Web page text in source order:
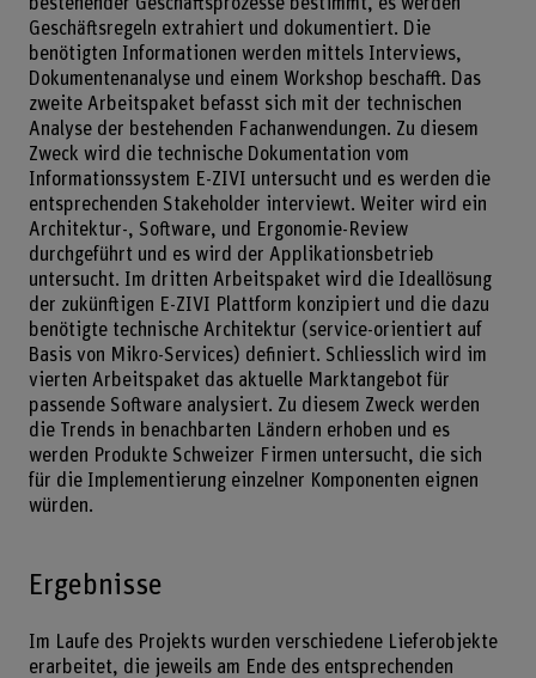
Geschäftsregeln extrahiert und dokumentiert. Die
benötigten Informationen werden mittels Interviews,
Dokumentenanalyse und einem Workshop beschafft. Das
zweite Arbeitspaket befasst sich mit der technischen
Analyse der bestehenden Fachanwendungen. Zu diesem
Zweck wird die technische Dokumentation vom
Informationssystem E-ZIVI untersucht und es werden die
entsprechenden Stakeholder interviewt. Weiter wird ein
Architektur-, Software, und Ergonomie-Review
durchgeführt und es wird der Applikationsbetrieb
untersucht. Im dritten Arbeitspaket wird die Ideallösung
der zukünftigen E-ZIVI Plattform konzipiert und die dazu
benötigte technische Architektur (service-orientiert auf
Basis von Mikro-Services) definiert. Schliesslich wird im
vierten Arbeitspaket das aktuelle Marktangebot für
passende Software analysiert. Zu diesem Zweck werden
die Trends in benachbarten Ländern erhoben und es
werden Produkte Schweizer Firmen untersucht, die sich
für die Implementierung einzelner Komponenten eignen
würden.
Ergebnisse
Im Laufe des Projekts wurden verschiedene Lieferobjekte
erarbeitet, die jeweils am Ende des entsprechenden